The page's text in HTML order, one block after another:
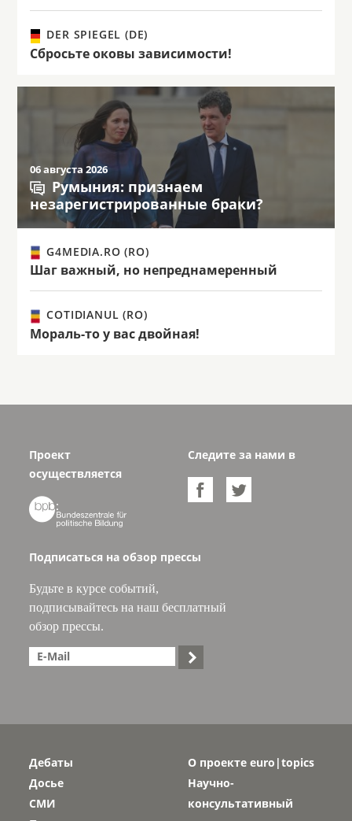
DER SPIEGEL (DE)
Сбросьте оковы зависимости!
06 августа 2026
Румыния: признаем
незарегистрированные браки?
G4MEDIA.RO (RO)
Шаг важный, но непреднамеренный
COTIDIANUL (RO)
Мораль-то у вас двойная!
Проект
осуществляется

Следите за нами в
 
Подписаться на обзор прессы
Будьте в курсе событий,
подписывайтесь на наш бесплатный
обзор прессы.

Дебаты
Досье
СМИ
О проекте euro|topics
Научно-
консультативный